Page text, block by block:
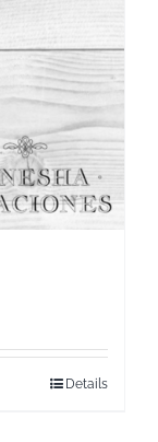
Details